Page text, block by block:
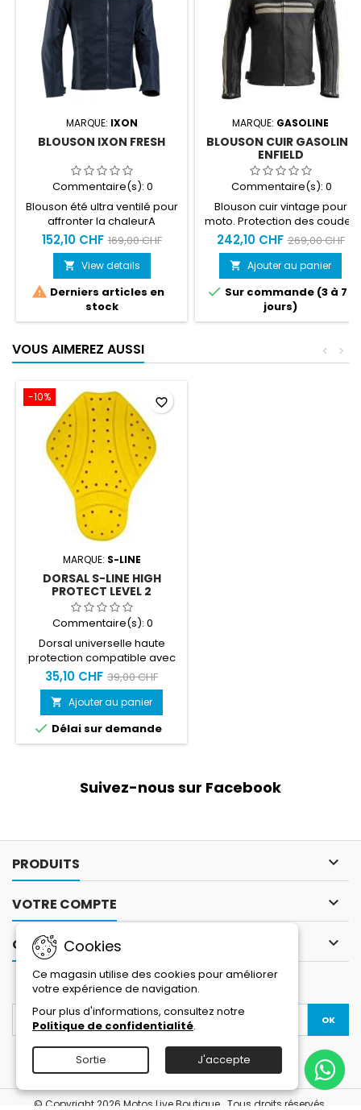
MARQUE: IXON
BLOUSON IXON FRESH
Commentaire(s): 0
Blouson été ultra ventilé pour
affronter la chaleurA
températures maximales,
ventilation maximale !
152,10 CHF 169,00 CHF
 View details
 Derniers articles en
stock
MARQUE: GASOLINE
BLOUSON CUIR GASOLINE
ENFIELD
Commentaire(s): 0
Blouson cuir vintage pour
moto. Protection des coudes
et des épaules homologuée
CE, dorsal en option.
242,10 CHF 269,00 CHF
 Ajouter au panier
 Sur commande (3 à 7
jours)
VOUS AIMEREZ AUSSI >
<
-10%
MARQUE: S-LINE
DORSAL S-LINE HIGH
PROTECT LEVEL 2
Commentaire(s): 0
Dorsal universelle haute
protection compatible avec
les vestes et blousons S-Line
35,10 CHF 39,00 CHF
 Ajouter au panier
 Délai sur demande
favorite_border
Suivez-nous sur Facebook
PRODUITS 
VOTRE COMPTE 
CONTACT 
Cookies
Ce magasin utilise des cookies pour améliorer
votre expérience de navigation.
Pour plus d'informations, consultez notre
Politique de confidentialité.
Sortie J'accepte
LETTRE D'INFORMATIONS
FacebookYouTubeInstagram
© Copyright 2026 Motos Live Boutique . Tous droits réservés.